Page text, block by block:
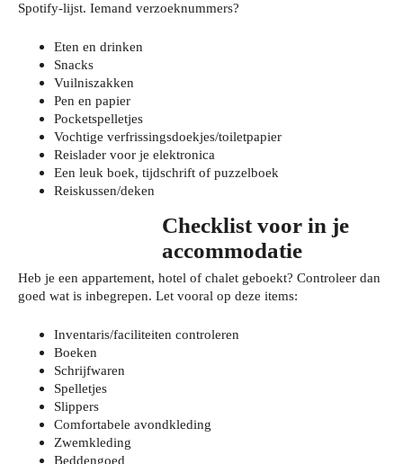
Spotify-lijst. Iemand verzoeknummers?
Eten en drinken
Snacks
Vuilniszakken
Pen en papier
Pocketspelletjes
Vochtige verfrissingsdoekjes/toiletpapier
Reislader voor je elektronica
Een leuk boek, tijdschrift of puzzelboek
Reiskussen/deken
Checklist voor in je
accommodatie
Heb je een appartement, hotel of chalet geboekt? Controleer dan
goed wat is inbegrepen. Let vooral op deze items:
Inventaris/faciliteiten controleren
Boeken
Schrijfwaren
Spelletjes
Slippers
Comfortabele avondkleding
Zwemkleding
Beddengoed